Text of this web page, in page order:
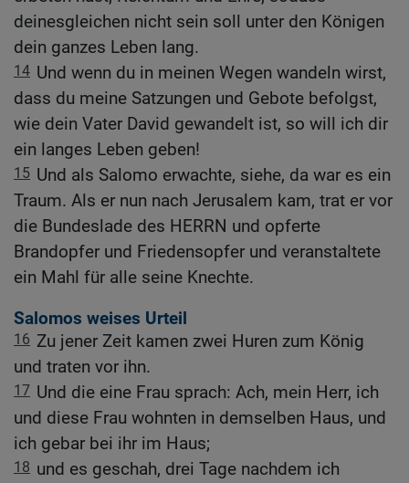
deinesgleichen nicht sein soll unter den Königen
dein ganzes Leben lang.
14 Und wenn du in meinen Wegen wandeln wirst,
dass du meine Satzungen und Gebote befolgst,
wie dein Vater David gewandelt ist, so will ich dir
ein langes Leben geben!
15 Und als Salomo erwachte, siehe, da war es ein
Traum. Als er nun nach Jerusalem kam, trat er vor
die Bundeslade des HERRN und opferte
Brandopfer und Friedensopfer und veranstaltete
ein Mahl für alle seine Knechte.
Salomos weises Urteil
16 Zu jener Zeit kamen zwei Huren zum König
und traten vor ihn.
17 Und die eine Frau sprach: Ach, mein Herr, ich
und diese Frau wohnten in demselben Haus, und
ich gebar bei ihr im Haus;
18 und es geschah, drei Tage nachdem ich